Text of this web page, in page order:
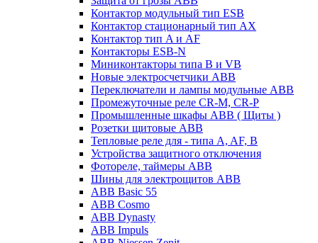
Контактор модульный тип ESB
Контактор стационарный тип AX
Контактор тип A и AF
Контакторы ESB-N
Миниконтакторы типа B и VB
Новые электросчетчики ABB
Переключатели и лампы модульные ABB
Промежуточные реле CR-M, CR-P
Промышленные шкафы ABB ( Щиты )
Розетки щитовые ABB
Тепловые реле для - типа A, AF, B
Устройства защитного отключения
Фотореле, таймеры ABB
Шины для электрощитов АВВ
ABB Basic 55
ABB Cosmo
ABB Dynasty
ABB Impuls